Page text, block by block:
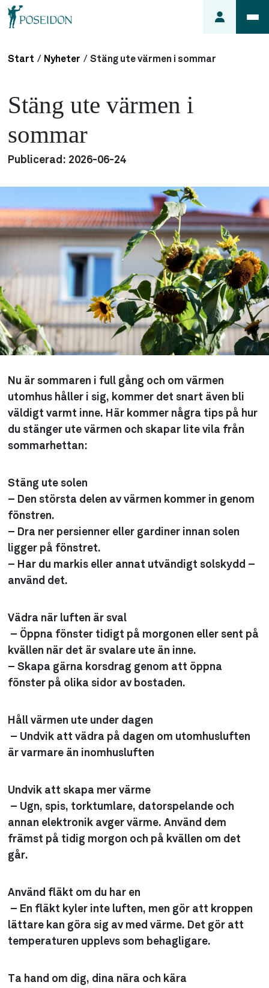
lägenheten
Så här
söker du
lägenhet
Start / Nyheter / Stäng ute värmen i sommar
Stäng ute värmen i
sommar
Publicerad: 2026-06-24
Nu är sommaren i full gång och om värmen
utomhus håller i sig, kommer det snart även bli
väldigt varmt inne. Här kommer några tips på hur
du stänger ute värmen och skapar lite vila från
sommarhettan:
Stäng ute solen
– Den största delen av värmen kommer in genom
fönstren.
– Dra ner persienner eller gardiner innan solen
ligger på fönstret.
– Har du markis eller annat utvändigt solskydd –
använd det.
Vädra när luften är sval
– Öppna fönster tidigt på morgonen eller sent på
kvällen när det är svalare ute än inne.
– Skapa gärna korsdrag genom att öppna
fönster på olika sidor av bostaden.
Håll värmen ute under dagen
– Undvik att vädra på dagen om utomhusluften
är varmare än inomhusluften
Undvik att skapa mer värme
– Ugn, spis, torktumlare, datorspelande och
annan elektronik avger värme. Använd dem
främst på tidig morgon och på kvällen om det
går.
Använd fläkt om du har en
– En fläkt kyler inte luften, men gör att kroppen
lättare kan göra sig av med värme. Det gör att
temperaturen upplevs som behagligare.
Ta hand om dig, dina nära och kära